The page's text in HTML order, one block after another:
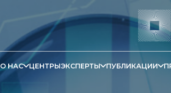
О НАС ЦЕНТРЫЭКСПЕРТЫ ПУБЛИКАЦИИ